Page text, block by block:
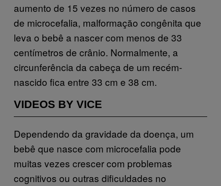
aumento de 15 vezes no número de casos
de microcefalia, malformação congênita que
leva o bebê a nascer com menos de 33
centímetros de crânio. Normalmente, a
circunferência da cabeça de um recém-
nascido fica entre 33 cm e 38 cm.
VIDEOS BY VICE
Dependendo da gravidade da doença, um
bebê que nasce com microcefalia pode
muitas vezes crescer com problemas
cognitivos ou outras dificuldades no